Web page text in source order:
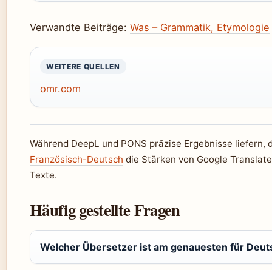
Verwandte Beiträge: Was – Grammatik, Etymologie
WEITERE QUELLEN
omr.com
Während DeepL und PONS präzise Ergebnisse
Französisch-Deutsch die Stärken von Google
Texte.
Häufig gestellte Fragen
Welcher Übersetzer ist am genauesten für